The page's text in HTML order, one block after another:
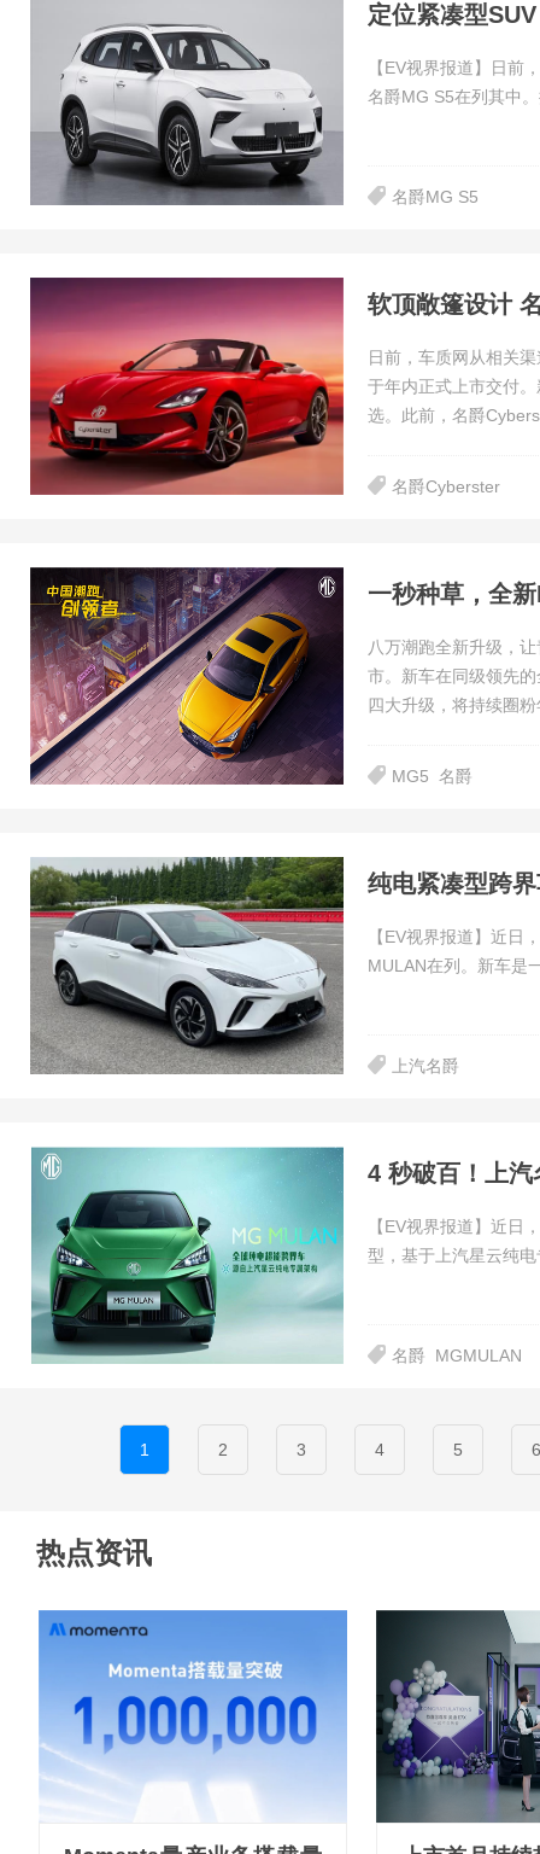
定位紧凑型
【EV视界报道】日前
名爵MG S5在列其中
名爵MG S5
软顶敞篷设计
日前，车质网从相关
于年内正式上市交付
选。此前，名爵
名爵Cyberster
八万潮跑全新升级，
市。新车在同级领先
四大升级，将持续圈
MG5 名爵
纯电紧凑型跨
【EV视界报道】近日
MULAN在列。新车是
上汽名爵
4 秒破百！上
【EV视界报道】近日
型，基于上汽星云纯
名爵 MGMULAN
1 2 3 4 5 6
热点资讯